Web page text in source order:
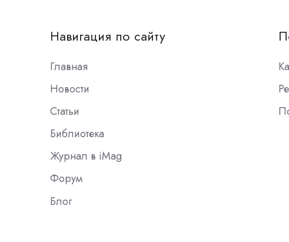
Навигация по сайту
Главная
Новости
Статьи
Библиотека
Журнал в iMag
Форум
Блог